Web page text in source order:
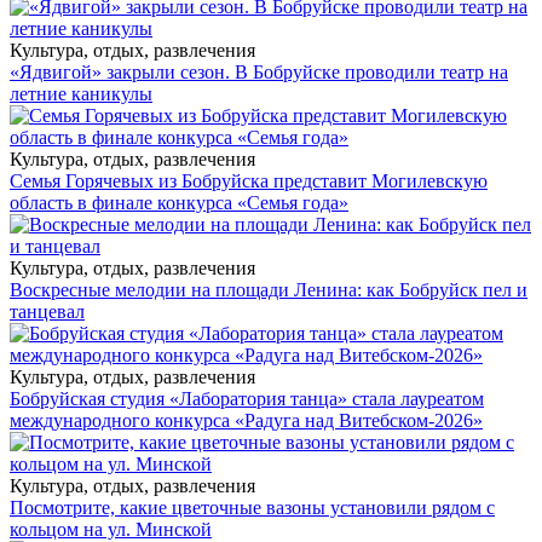
Культура, отдых, развлечения
«Ядвигой» закрыли сезон. В Бобруйске проводили театр на
летние каникулы
Культура, отдых, развлечения
Семья Горячевых из Бобруйска представит Могилевскую
область в финале конкурса «Семья года»
Культура, отдых, развлечения
Воскресные мелодии на площади Ленина: как Бобруйск пел и
танцевал
Культура, отдых, развлечения
Бобруйская студия «Лаборатория танца» стала лауреатом
международного конкурса «Радуга над Витебском-2026»
Культура, отдых, развлечения
Посмотрите, какие цветочные вазоны установили рядом с
кольцом на ул. Минской